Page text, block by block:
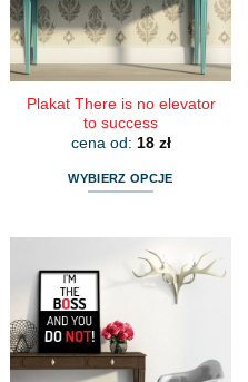
na
stronie
produktu
Plakat There is no elevator
to success
cena od: 18 zł
WYBIERZ OPCJE
wiele
wariantów.
Opcje
można
wybrać